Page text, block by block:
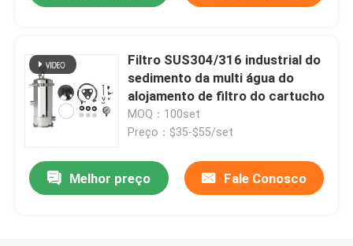
Casa
Produtos
Vídeos
Filtro SUS304/316 industrial do
sedimento da multi água do
alojamento de filtro do cartucho
MOQ：100set
Preço：$35-$55/set
Melhor preço Fale Conosco